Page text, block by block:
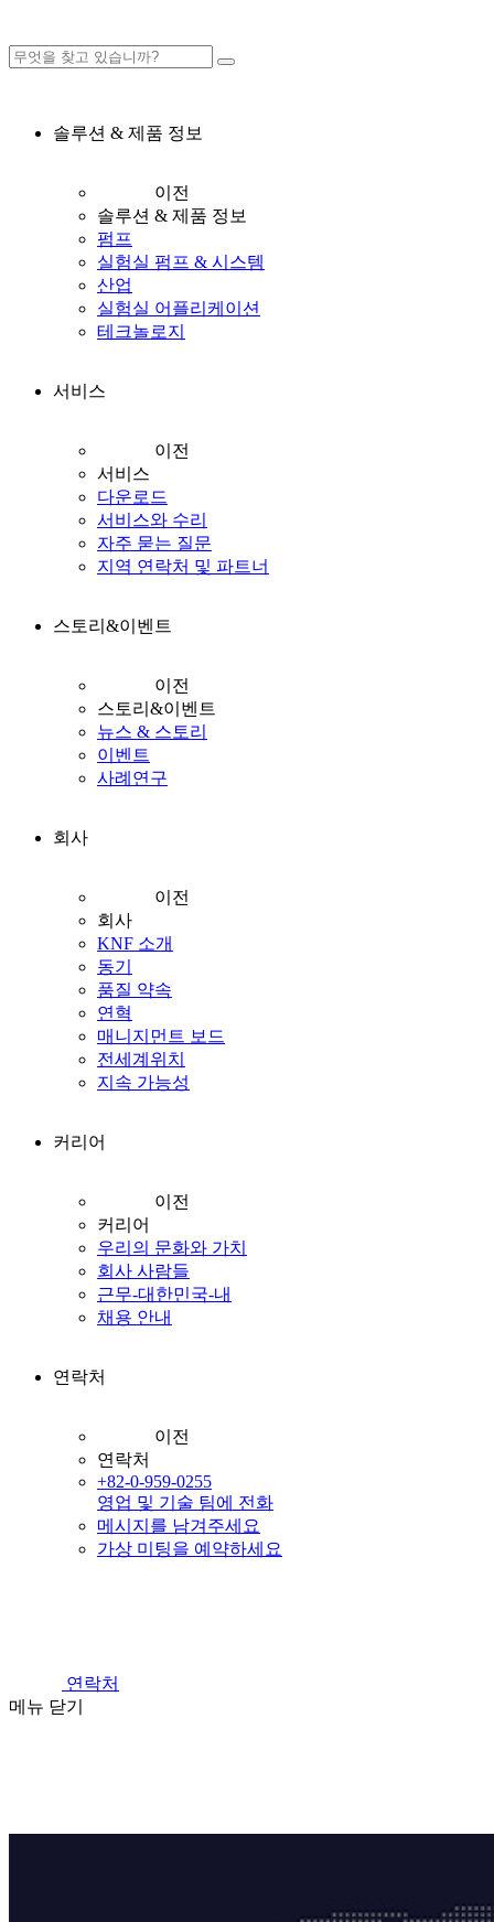
솔루션 & 제품 정보
이전
솔루션 & 제품 정보
펌프
실험실 펌프 & 시스템
산업
실험실 어플리케이션
테크놀로지
서비스
이전
서비스
다운로드
서비스와 수리
자주 묻는 질문
지역 연락처 및 파트너
스토리&이벤트
이전
스토리&이벤트
뉴스 & 스토리
이벤트
사례연구
회사
이전
회사
KNF 소개
동기
품질 약속
연혁
매니지먼트 보드
전세계위치
지속 가능성
커리어
이전
커리어
우리의 문화와 가치
회사 사람들
근무-대한민국-내
채용 안내
연락처
이전
연락처
+82-0-959-0255
영업 및 기술 팀에 전화
메시지를 남겨주세요
가상 미팅을 예약하세요
연락처
메뉴 닫기